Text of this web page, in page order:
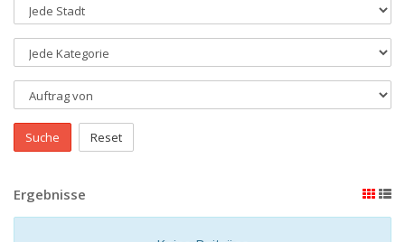
Suche Reset
Ergebnisse